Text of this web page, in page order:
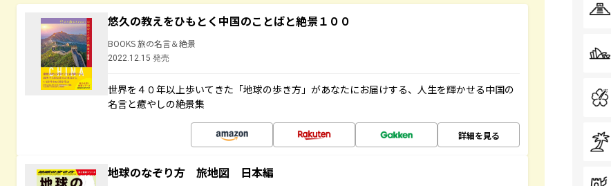
悠久の教えをひもとく中国のことばと絶景１００
BOOKS 旅の名言＆絶景
2022.12.15 発売
世界を４０年以上歩いてきた「地球の歩き方」があなたにお届けする、人生を輝かせる中国の
名言と癒やしの絶景集
詳細を見る
地球のなぞり方 旅地図 日本編